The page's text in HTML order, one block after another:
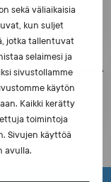
sekä väliaikaisia
kun suljet
jotka tallentuvat
selaimesi ja
sivustollamme
käytön
Kaikki kerätty
toimintoja
Sivujen käyttöä
avulla.